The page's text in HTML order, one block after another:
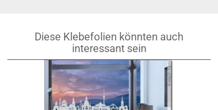
Diese Klebefolien könnten auch
interessant sein